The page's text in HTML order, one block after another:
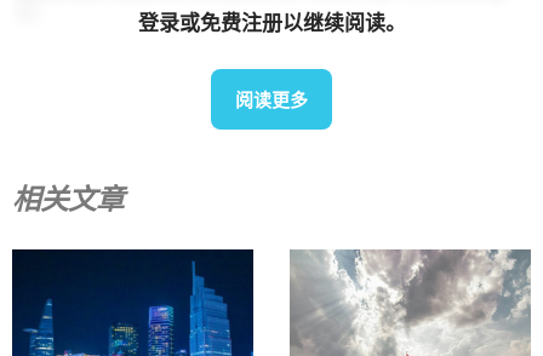
的国际学校行业预计将继续扩张，但确保其可持续发展需
要更加注重质量保证、透明度和相关信息的开放获取。加
和提升国家的全球竞争力至关重要。当前的关键挑战是构
建一个让家庭拥有自由和信息的环境，从而做出明智的教
育选择。
登录或免费注册以继续阅读。
阅读更多
相关文章